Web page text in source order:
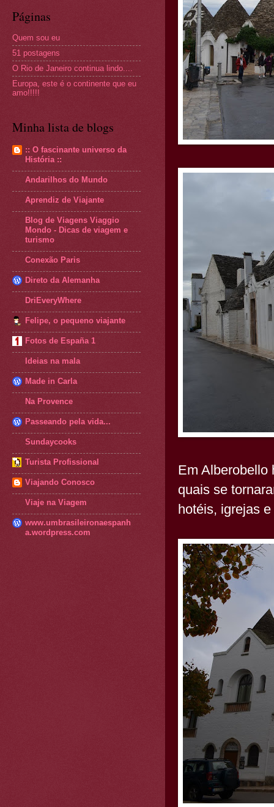
Em Alberobello
quais se
hotéis, igrejas
Páginas
Quem sou eu
51 postagens
O Rio de Janeiro continua lindo....
Europa, este é o continente que eu
amo!!!!!
Minha lista de blogs
:: O fascinante universo da
História ::
Andarilhos do Mundo
Aprendiz de Viajante
Blog de Viagens Viaggio
Mondo - Dicas de viagem e
turismo
Conexão Paris
Direto da Alemanha
DriEveryWhere
Felipe, o pequeno viajante
Fotos de España 1
Ideias na mala
Made in Carla
Na Provence
Passeando pela vida...
Sundaycooks
Turista Profissional
Viajando Conosco
Viaje na Viagem
www.umbrasileironaespanh
a.wordpress.com